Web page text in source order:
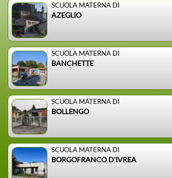
SCUOLA MATERNA DI
AZEGLIO
SCUOLA MATERNA DI
BANCHETTE
SCUOLA MATERNA DI
BOLLENGO
SCUOLA MATERNA DI
BORGOFRANCO D'IVREA